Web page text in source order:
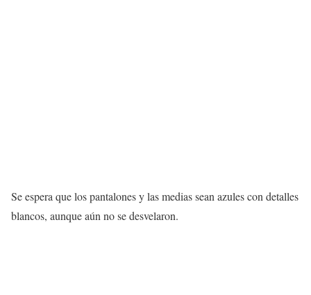
Se espera que los pantalones y las medias sean azules con detalles
blancos, aunque aún no se desvelaron.